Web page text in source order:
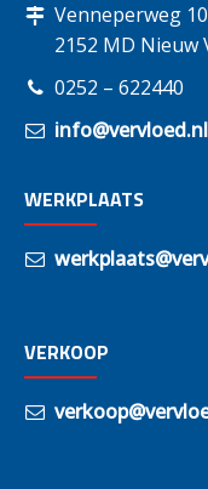
Venneperweg
2152 MD Nieuw
0252 – 622440
info@vervloed.nl
WERKPLAATS
VERKOOP